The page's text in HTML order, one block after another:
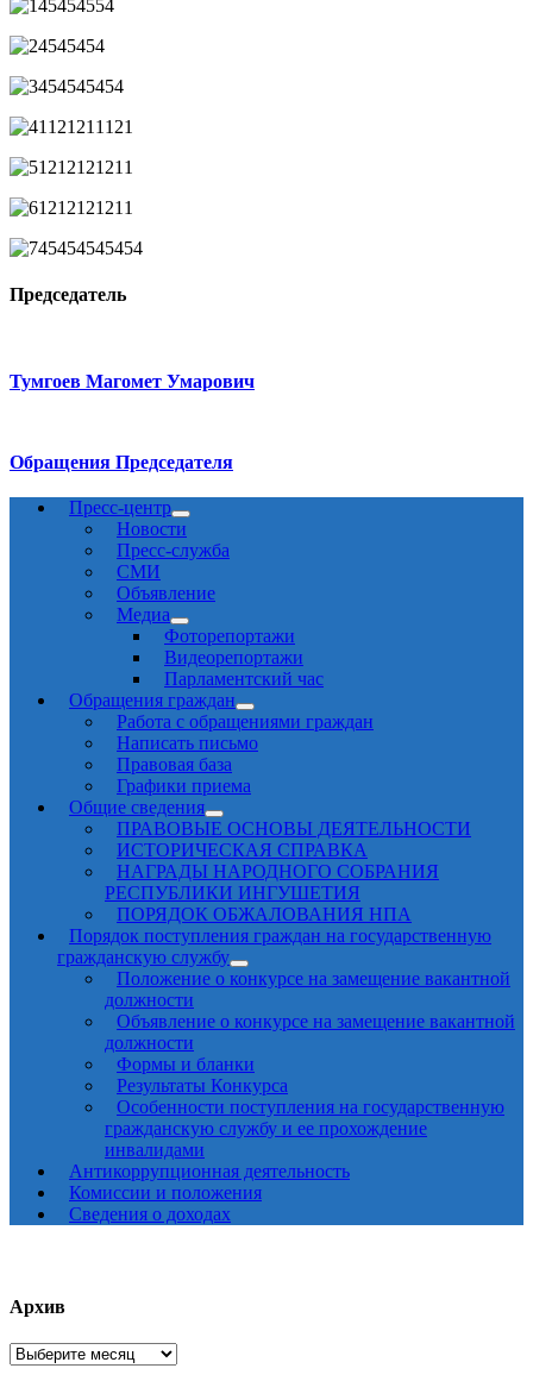
Председатель
Тумгоев Магомет Умарович
Обращения Председателя
Пресс-центр
Новости
Пресс-служба
СМИ
Объявление
Медиа
Фоторепортажи
Видеорепортажи
Парламентский час
Обращения граждан
Работа с обращениями граждан
Написать письмо
Правовая база
Графики приема
Общие сведения
ПРАВОВЫЕ ОСНОВЫ ДЕЯТЕЛЬНОСТИ
ИСТОРИЧЕСКАЯ СПРАВКА
НАГРАДЫ НАРОДНОГО СОБРАНИЯ
РЕСПУБЛИКИ ИНГУШЕТИЯ
ПОРЯДОК ОБЖАЛОВАНИЯ НПА
Порядок поступления граждан на государственную
гражданскую службу
Положение о конкурсе на замещение вакантной
должности
Объявление о конкурсе на замещение вакантной
должности
Формы и бланки
Результаты Конкурса
Особенности поступления на государственную
гражданскую службу и ее прохождение
инвалидами
Антикоррупционная деятельность
Комиссии и положения
Сведения о доходах
Архив
Архив